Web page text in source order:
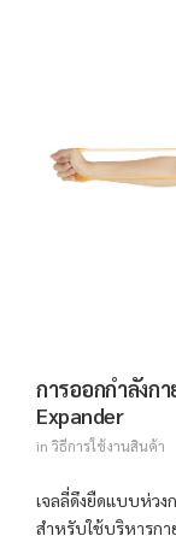
การออกกำลังก
Expander
in วิธีการใช้งานสินค้า
เจลลี่ดึงยืดแบบห่วง
สำหรับใช้บริหารก